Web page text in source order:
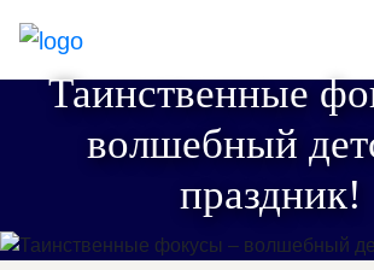
Таинственные
волшебный
праздник!